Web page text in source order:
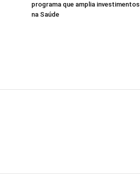
programa que amplia investimentos
na Saúde